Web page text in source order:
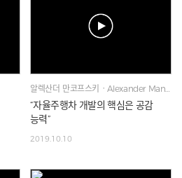
알렉산더 만코프스키ㆍAlexander Mankowsky
“자율주행차 개발의 핵심은 공감
능력”
2019.10.10